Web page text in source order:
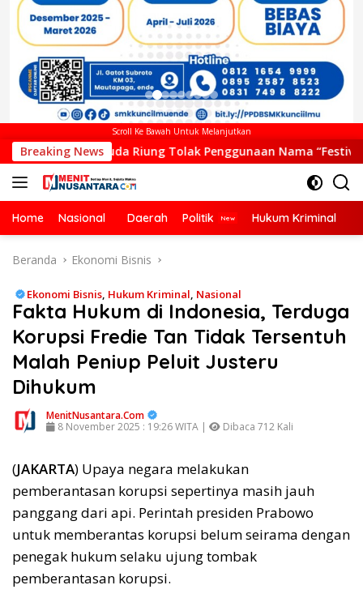
Scroll Ke Bawah Untuk Melanjutkan
Breaking News
Riung Tolak Penggunaan Nama “Festival Komodo
Home Nasional Daerah Politik Hukum Kriminal
Beranda Ekonomi Bisnis
Ekonomi Bisnis, Hukum Kriminal, Nasional
Fakta Hukum di Indonesia, Terduga
Korupsi Fredie Tan Tidak Tersentuh
Malah Peniup Peluit Justeru
Dihukum
MenitNusantara.Com
8 November 2025 : 19:26 WITA |
Dibaca 712 Kali
(JAKARTA) Upaya negara melakukan
pemberantasan korupsi sepertinya masih jauh
panggang dari api. Perintah presiden Prabowo
untuk memberantas korupsi belum seirama dengan
penegak hukum selaku ujung tombak
pemberantasan korupsi.